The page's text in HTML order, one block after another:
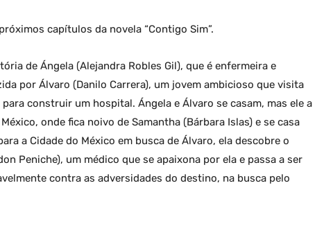
capítulos da novela “Contigo Sim”.
de Ángela (Alejandra Robles Gil), que é enfermeira e
por Álvaro (Danilo Carrera), um jovem ambicioso que visita
construir um hospital. Ángela e Álvaro se casam, mas ele a
onde fica noivo de Samantha (Bárbara Islas) e se casa
a Cidade do México em busca de Álvaro, ela descobre o
Peniche), um médico que se apaixona por ela e passa a ser
contra as adversidades do destino, na busca pelo